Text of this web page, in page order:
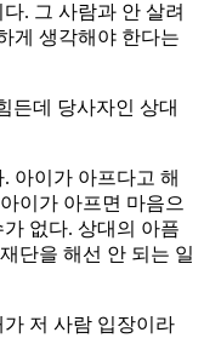
. 그 사람과 안 살려
게 생각해야 한다는
든데 당사자인 상대
아이가 아프다고 해
이가 아프면 마음으
없다. 상대의 아픔
단을 해선 안 되는 일
가 저 사람 입장이라